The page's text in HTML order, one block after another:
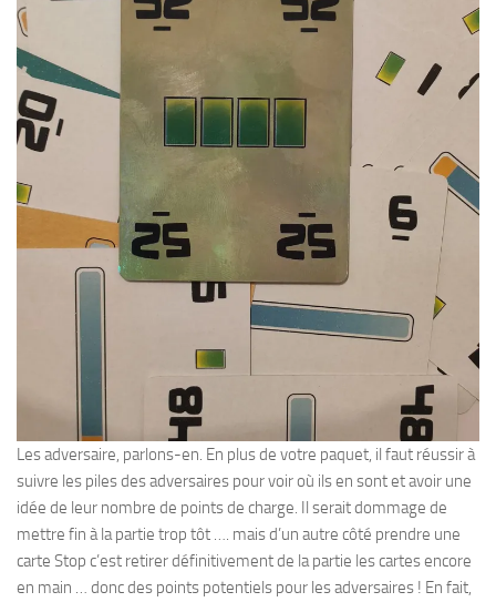
Les adversaire, parlons-en. En plus de votre paquet, il faut réussir à
suivre les piles des adversaires pour voir où ils en sont et avoir une
idée de leur nombre de points de charge. Il serait dommage de
mettre fin à la partie trop tôt …. mais d’un autre côté prendre une
carte Stop c’est retirer définitivement de la partie les cartes encore
en main … donc des points potentiels pour les adversaires ! En fait,